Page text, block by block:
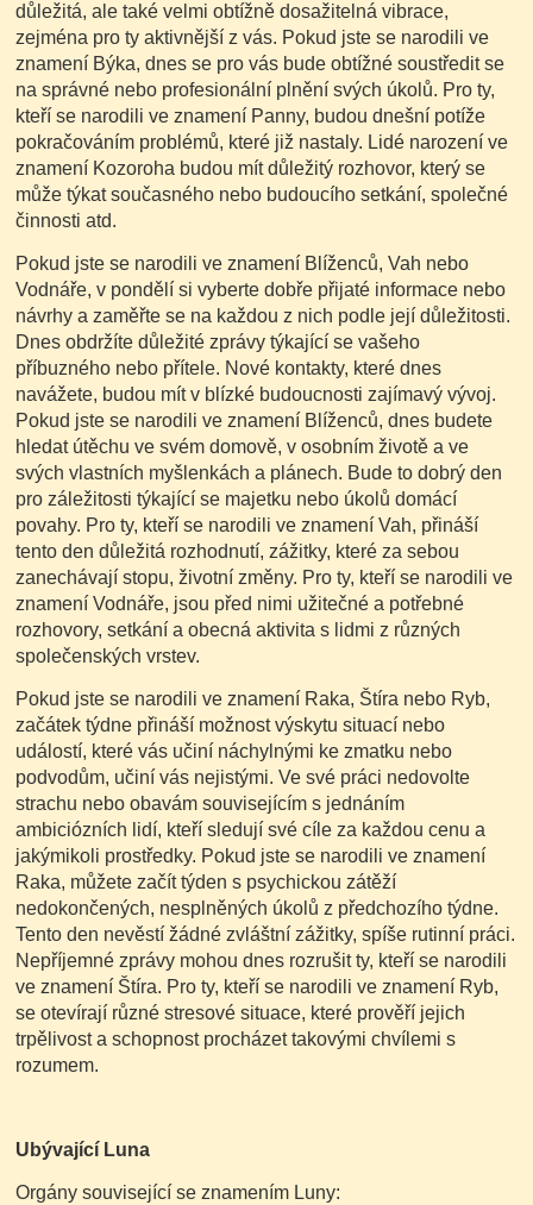
důležitá, ale také velmi obtížně dosažitelná vibrace,
zejména pro ty aktivnější z vás. Pokud jste se narodili ve
znamení Býka, dnes se pro vás bude obtížné soustředit se
na správné nebo profesionální plnění svých úkolů. Pro ty,
kteří se narodili ve znamení Panny, budou dnešní potíže
pokračováním problémů, které již nastaly. Lidé narození ve
znamení Kozoroha budou mít důležitý rozhovor, který se
může týkat současného nebo budoucího setkání, společné
činnosti atd.
Pokud jste se narodili ve znamení Blíženců, Vah nebo
Vodnáře, v pondělí si vyberte dobře přijaté informace nebo
návrhy a zaměřte se na každou z nich podle její důležitosti.
Dnes obdržíte důležité zprávy týkající se vašeho
příbuzného nebo přítele. Nové kontakty, které dnes
navážete, budou mít v blízké budoucnosti zajímavý vývoj.
Pokud jste se narodili ve znamení Blíženců, dnes budete
hledat útěchu ve svém domově, v osobním životě a ve
svých vlastních myšlenkách a plánech. Bude to dobrý den
pro záležitosti týkající se majetku nebo úkolů domácí
povahy. Pro ty, kteří se narodili ve znamení Vah, přináší
tento den důležitá rozhodnutí, zážitky, které za sebou
zanechávají stopu, životní změny. Pro ty, kteří se narodili ve
znamení Vodnáře, jsou před nimi užitečné a potřebné
rozhovory, setkání a obecná aktivita s lidmi z různých
společenských vrstev.
Pokud jste se narodili ve znamení Raka, Štíra nebo Ryb,
začátek týdne přináší možnost výskytu situací nebo
událostí, které vás učiní náchylnými ke zmatku nebo
podvodům, učiní vás nejistými. Ve své práci nedovolte
strachu nebo obavám souvisejícím s jednáním
ambiciózních lidí, kteří sledují své cíle za každou cenu a
jakýmikoli prostředky. Pokud jste se narodili ve znamení
Raka, můžete začít týden s psychickou zátěží
nedokončených, nesplněných úkolů z předchozího týdne.
Tento den nevěstí žádné zvláštní zážitky, spíše rutinní práci.
Nepříjemné zprávy mohou dnes rozrušit ty, kteří se narodili
ve znamení Štíra. Pro ty, kteří se narodili ve znamení Ryb,
se otevírají různé stresové situace, které prověří jejich
trpělivost a schopnost procházet takovými chvílemi s
rozumem.
Ubývající Luna
Orgány související se znamením Luny: